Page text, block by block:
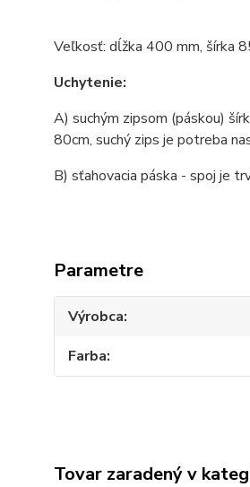
Veľkosť: dĺžka 400 mm, šírka
Uchytenie:
A) suchým zipsom (páskou)
80cm, suchý zips je potreba
B) sťahovacia páska - spoj je
Parametre
Výrobca
Farba
Tovar zaradený v